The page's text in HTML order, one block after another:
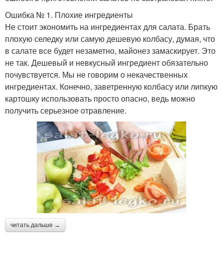
Ошибка № 1. Плохие ингредиенты
Не стоит экономить на ингредиентах для салата. Брать
плохую селедку или самую дешевую колбасу, думая, что
в салате все будет незаметно, майонез замаскирует. Это
не так. Дешевый и невкусный ингредиент обязательно
почувствуется. Мы не говорим о некачественных
ингредиентах. Конечно, заветренную колбасу или липкую
картошку использовать просто опасно, ведь можно
получить серьезное отравление.
читать дальше →